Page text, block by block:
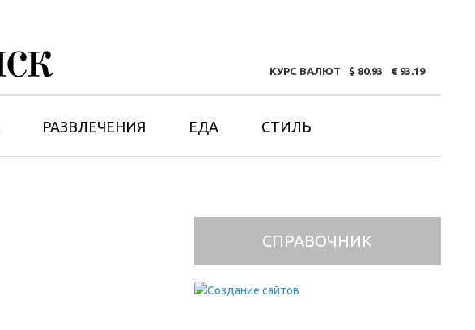
КУРС ВАЛЮТ 80.93 93.19
РАЗВЛЕЧЕНИЯ ЕДА СТИЛЬ
СПРАВОЧНИК